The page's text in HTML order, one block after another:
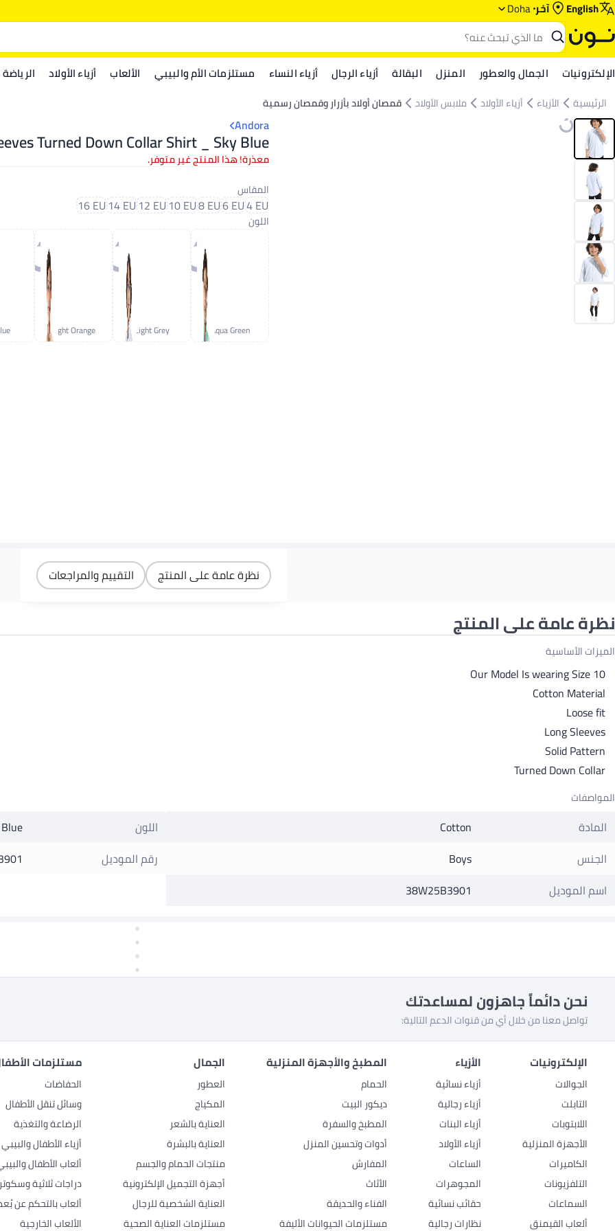
English آخر Doha
الإلكترونيات الجمال والعطور المنزل البقالة أزياء الرجال أزياء النساء مستلزمات الأم والبيبي الألعاب أزياء الأولاد الرياضة
الرئيسية الأزياء أزياء الأولاد ملابس الأولاد قمصان أولاد بأزرار وقمصان رسمية
Andora
Turned Down Collar Shirt _ Sky Blue
معذرة! هذا المنتج غير متوفر.
المقاس
4 EU
6 EU
8 EU
10 EU
12 EU
14 EU
16 EU
اللون
Aqua Green
Light Grey
Light Orange
نظرة عامة على المنتج التقييم والمراجعات
نظرة عامة على المنتج
الميزات الأساسية
Our Model Is wearing Size 10
Cotton Material
Loose fit
Long Sleeves
Solid Pattern
Turned Down Collar
المواصفات
المادة
Cotton
الجنس
Boys
اسم الموديل
38W25B3901
اللون
رقم الموديل
نحن دائماً جاهزون لمساعدتك
تواصل معنا من خلال أي من قنوات الدعم التالية:
الإلكترونيات
الجوالات
التابلت
اللابتوبات
الأجهزة المنزلية
الكاميرات
التلفزيونات
السماعات
ألعاب القيمنق
الأزياء
أزياء نسائية
أزياء رجالية
أزياء البنات
أزياء الأولاد
الساعات
المجوهرات
حقائب نسائية
نظارات رجالية
المطبخ والأجهزة المنزلية
الحمام
ديكور البيت
المطبخ والسفرة
أدوات وتحسين المنزل
المفارش
الأثاث
الفناء والحديقة
مستلزمات الحيوانات الأليفة
الجمال
العطور
المكياج
العناية بالشعر
العناية بالبشرة
منتجات الحمام والجسم
أجهزة التجميل الإلكترونية
العناية الشخصية للرجال
مستلزمات العناية الصحية
مستلزمات
الحفاضات
وسائل تنقل الأطفال
الرضاعة والتغذية
أزياء الأطفال والبيبي
ألعاب الأطفال
دراجات ثلاثية
ألعاب بالتحكم عن
الألعاب الخارجية